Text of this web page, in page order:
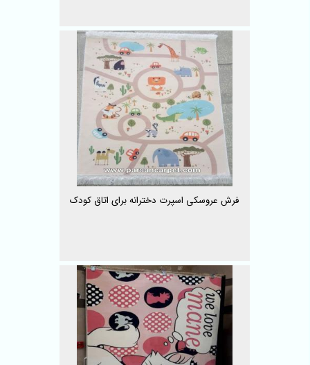
فرش عروسکی اسپرت دخترانه برای اتاق کودک